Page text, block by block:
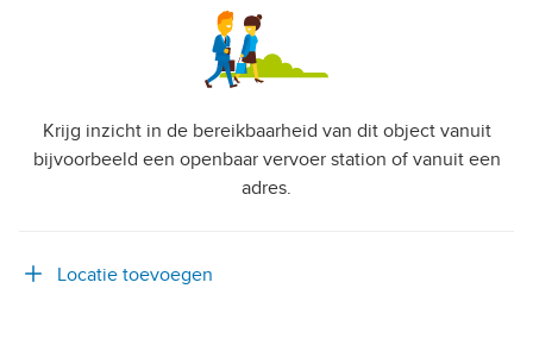
Krijg inzicht in de bereikbaarheid van dit object vanuit
bijvoorbeeld een openbaar vervoer station of vanuit een
adres.
Locatie toevoegen